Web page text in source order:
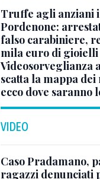
Truffe agli anziani
Pordenone:
falso carabiniere,
mila euro di gioielli
Videosorveglianza
scatta la mappa
ecco dove saranno
VIDEO
Caso Pradamano,
ragazzi denunciati